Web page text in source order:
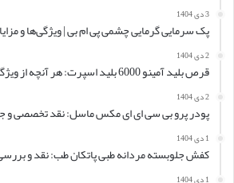
3 دی 1404
پک سرمایی گرمایی چشمی پی ام بی | ویژگی‌ها و
2 دی 1404
قرص بلید آمینو 6000 بلید اسپرت: هر آنچه از ویژگی‌ها باید بدانید
2 دی 1404
پودر پرو بی سی ای ای مکس ماسل: نقد تخصصی و
1 دی 1404
کفش جلوبسته مردانه طبی پاتکان طب: نقد و
1 دی 1404